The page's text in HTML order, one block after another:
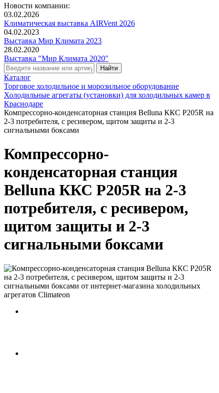
Новости компании:
03.02.2026
Климатическая выставка AIRVent 2026
04.02.2023
Выставка Мир Климата 2023
28.02.2020
Выставка "Мир Климата 2020"
Каталог
Торговое холодильное и морозильное оборудование
Холодильные агрегаты (установки) для холодильных камер в
Краснодаре
Компрессорно-конденсаторная станция Belluna ККС Р205R на
2-3 потребителя, с ресивером, щитом защиты и 2-3
сигнальными боксами
Компрессорно-
конденсаторная станция
Belluna ККС Р205R на 2-3
потребителя, с ресивером,
щитом защиты и 2-3
сигнальными боксами